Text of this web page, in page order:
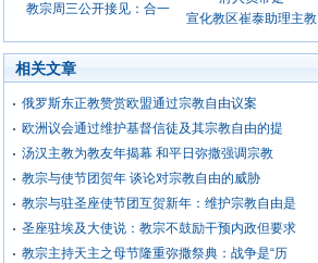
教宗周三公开接见：合一
宣化教区崔泰助理主教
相关文章
俄罗斯东正教赞赏欧盟通过宗教自由议案
欧洲议会通过维护基督信徒及其宗教自由的提
汤汉主教为教友年揭幕 和平日弥撒强调宗教
教宗与使节团贺年 谈论对宗教自由的威胁
教宗与驻圣座使节团互贺新年：维护宗教自由是
圣座驻埃及大使说：教宗不鼓励干预内政但要求
教宗主持天主之母节隆重弥撒祭典：战争是“历